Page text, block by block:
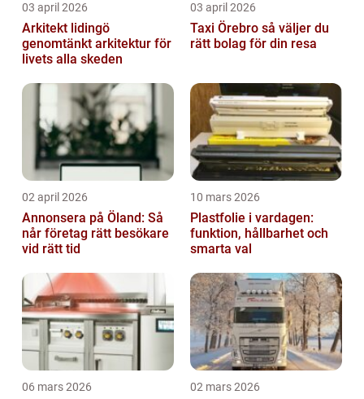
03 april 2026
Arkitekt lidingö
genomtänkt arkitektur för
livets alla skeden
03 april 2026
Taxi Örebro så väljer du
rätt bolag för din resa
02 april 2026
Annonsera på Öland: Så
når företag rätt besökare
vid rätt tid
10 mars 2026
Plastfolie i vardagen:
funktion, hållbarhet och
smarta val
06 mars 2026 02 mars 2026